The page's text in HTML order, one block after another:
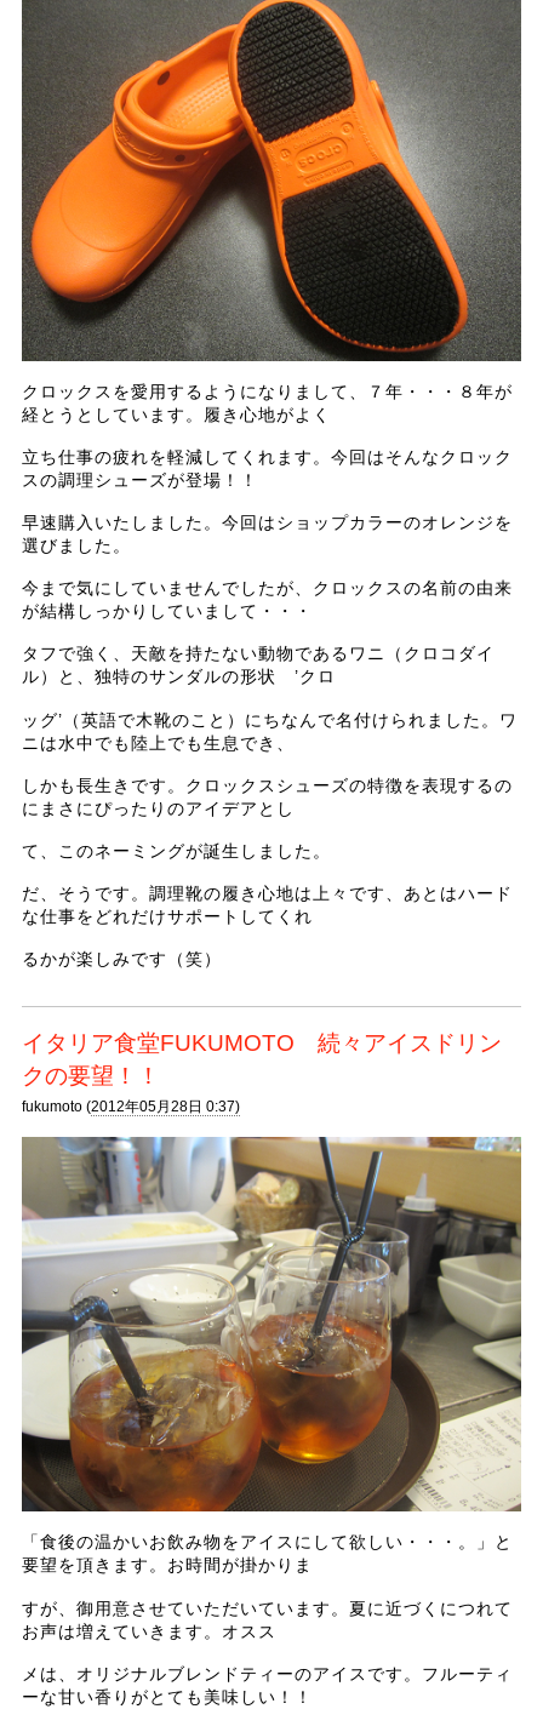
クロックスを愛用するようになりまして、７年・・・８年が
経とうとしています。履き心地がよく
立ち仕事の疲れを軽減してくれます。今回はそんなクロック
スの調理シューズが登場！！
早速購入いたしました。今回はショップカラーのオレンジを
選びました。
今まで気にしていませんでしたが、クロックスの名前の由来
が結構しっかりしていまして・・・
タフで強く、天敵を持たない動物であるワニ（クロコダイ
ル）と、独特のサンダルの形状 ’クロ
ッグ’（英語で木靴のこと）にちなんで名付けられました。ワ
ニは水中でも陸上でも生息でき、
しかも長生きです。クロックスシューズの特徴を表現するの
にまさにぴったりのアイデアとし
て、このネーミングが誕生しました。
だ、そうです。調理靴の履き心地は上々です、あとはハード
な仕事をどれだけサポートしてくれ
るかが楽しみです（笑）
イタリア食堂FUKUMOTO 続々アイスドリン
クの要望！！
fukumoto (2012年05月28日 0:37)
「食後の温かいお飲み物をアイスにして欲しい・・・。」と
要望を頂きます。お時間が掛かりま
すが、御用意させていただいています。夏に近づくにつれて
お声は増えていきます。オスス
メは、オリジナルブレンドティーのアイスです。フルーティ
ーな甘い香りがとても美味しい！！